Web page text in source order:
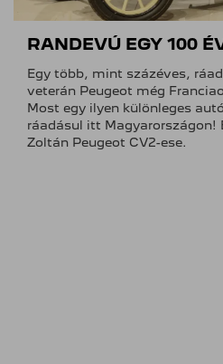
RANDEVÚ EGY 100
Egy több, mint százéves,
veterán Peugeot még
Most egy ilyen különleges
ráadásul itt Magyarországon!
Zoltán Peugeot CV2-ese.